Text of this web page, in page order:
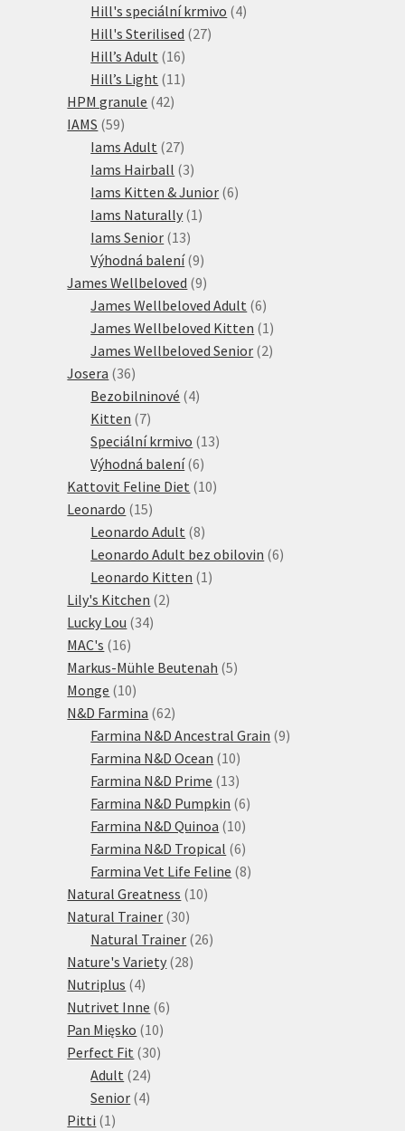
produktů
Hill's speciální krmivo 44
Hill's Sterilised 2727
Hill’s Adult 1616
produktů
Hill’s Light 11 11
HPM granule 4242
IAMS 5959
produktů
Iams Adult 2727
produktů
Iams Hairball 33
produkty
Iams Kitten & Junior 66
Iams Naturally 1 1
Iams Senior 1313
produktů
Výhodná balení 99
produktů
James Wellbeloved 99
produktů
James Wellbeloved Adult 66
produktů
James Wellbeloved Kitten 1 1
produkt
James Wellbeloved Senior 22
Josera 3636
produktů
Bezobilninové 44
Kitten 77
produktů
Speciální krmivo 1313
Výhodná balení 66
produktů
Kattovit Feline Diet 1010
Leonardo 1515
produktů
Leonardo Adult 88
produktů
Leonardo Adult bez obilovin 66
Leonardo Kitten 1 1
Lily's Kitchen 22
Lucky Lou 3434
MAC's 1616
produktů
Markus-Mühle Beutenah 55
Monge 1010
produktů
N&D Farmina 6262
produktů
Farmina N&D Ancestral Grain 99
Farmina N&D Ocean 1010
produktů
Farmina N&D Prime 1313
produktů
Farmina N&D Pumpkin 66
Farmina N&D Quinoa 1010
produktů
Farmina N&D Tropical 66
produktů
Farmina Vet Life Feline 88
Natural Greatness 1010
Natural Trainer 3030
produktů
Natural Trainer 2626
Nature's Variety 2828
Nutriplus 44
produkty
Nutrivet Inne 66
Pan Mięsko 1010
produktů
Perfect Fit 3030
Adult 2424
produktů
Senior 44
Pitti 1 1